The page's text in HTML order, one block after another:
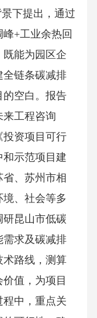
下提出，通过
+工业余热回
既能为园区企
全链条碳减排
的空白。报告
来工程咨询
投资项目可行
和示范项目建
、苏州市相
、社会等多
昆山市低碳
需求及碳减排
术路线，测算
值，为项目
中，重点关